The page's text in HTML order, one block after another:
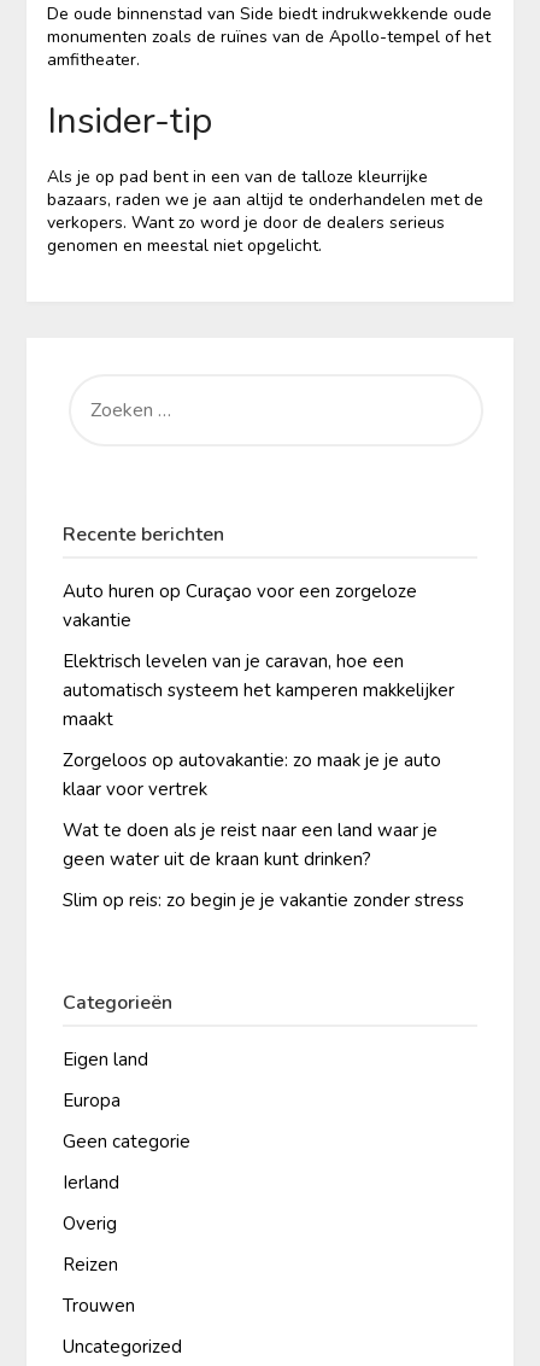
De oude binnenstad van Side biedt indrukwekkende oude
monumenten zoals de ruïnes van de Apollo-tempel of het
amfitheater.
Insider-tip
Als je op pad bent in een van de talloze kleurrijke
bazaars, raden we je aan altijd te onderhandelen met de
verkopers. Want zo word je door de dealers serieus
genomen en meestal niet opgelicht.
NAAR:
Recente berichten
Auto huren op Curaçao voor een zorgeloze
vakantie
Elektrisch levelen van je caravan, hoe een
automatisch systeem het kamperen makkelijker
maakt
Zorgeloos op autovakantie: zo maak je je auto
klaar voor vertrek
Wat te doen als je reist naar een land waar je
geen water uit de kraan kunt drinken?
Slim op reis: zo begin je je vakantie zonder stress
Categorieën
Eigen land
Europa
Geen categorie
Ierland
Overig
Reizen
Trouwen
Uncategorized